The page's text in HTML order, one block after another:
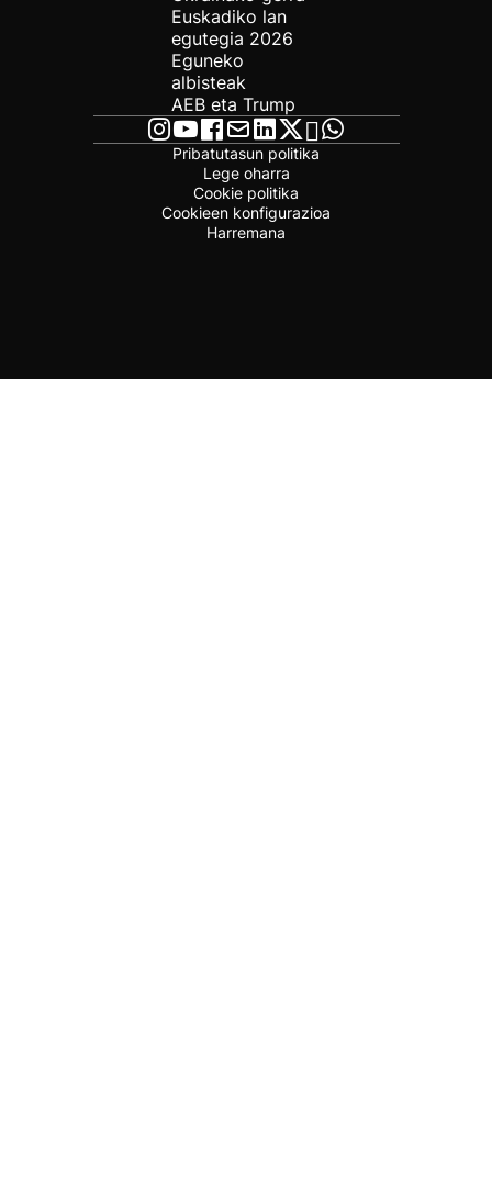
Euskadiko lan
egutegia 2026
Eguneko
albisteak
AEB eta Trump
Pribatutasun politika
Lege oharra
Cookie politika
Cookieen konfigurazioa
Harremana